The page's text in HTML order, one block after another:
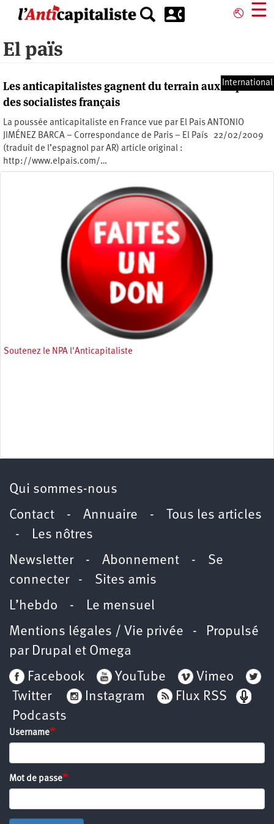
principal
⎋ ☰
El païs
International
Les anticapitalistes gagnent du terrain aux dépens
des socialistes français
La poussée anticapitaliste en France vue par El Pais ANTONIO
JIMÉNEZ BARCA – Correspondance de Paris – El País 22/02/2009
(traduit de l’espagnol par AR) article original :
http://www.elpais.com/…
Soutenez le NPA l'Anticapitaliste
Qui sommes-nous
Contact - Annuaire -
Tous les articles
- Les nôtres
Newsletter- Abonnement - Se
connecter- Sites amis
L’hebdo - Le mensuel
Mentions légales / Vie privée - Propulsé
par Drupal et Omega
Facebook
YouTube
Vimeo
Twitter
Instagram
Flux RSS
Podcasts
Username
Mot de passe